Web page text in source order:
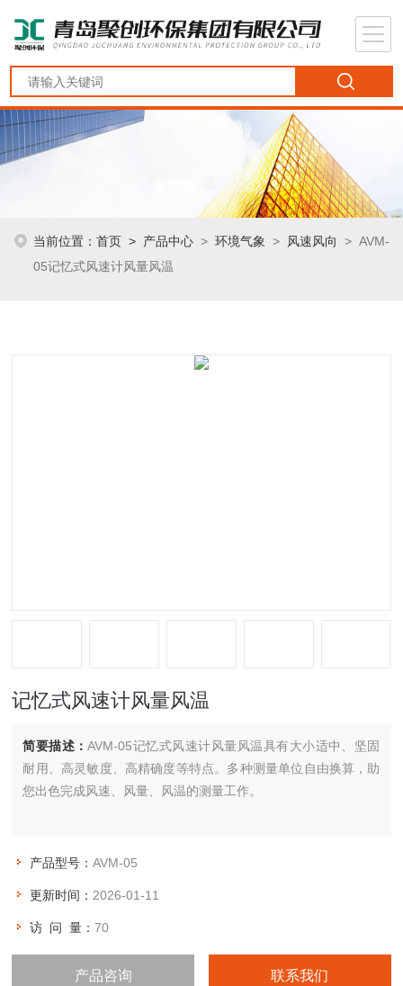
当前位置：首页 > 产品中心 >环境气象 > 风速风向
> AVM-
05记忆式风速计风量风温
记忆式风速计风量风温
简要描述：AVM-05记忆式风速计风量风温具有大小适中、坚固
耐用、高灵敏度、高精确度等特点。多种测量单位自由换算，助
您出色完成风速、风量、风温的测量工作。
产品型号：AVM-05
更新时间： 2026-01-11
访 问 量：70
产品咨询 联系我们